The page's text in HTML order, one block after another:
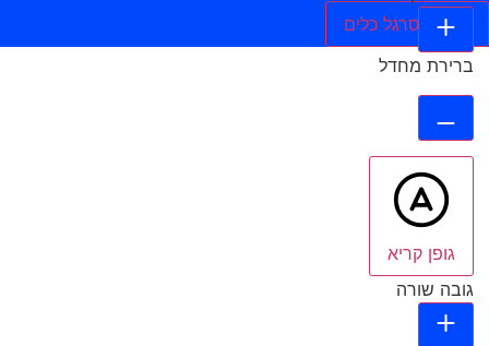
הסתר סרגל כלים
ברירת מחדל
גופן קריא
גובה שורה